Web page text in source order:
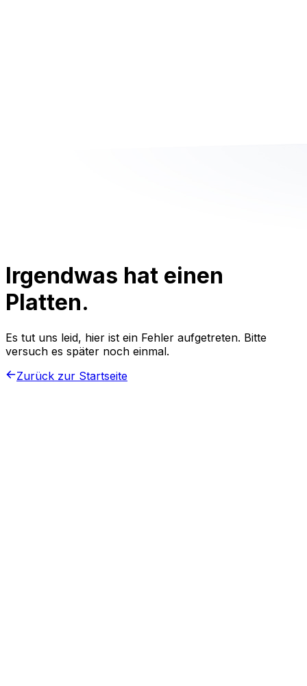
Irgendwas hat einen
Platten.
Es tut uns leid, hier ist ein Fehler aufgetreten. Bitte
versuch es später noch einmal.
Zurück zur Startseite